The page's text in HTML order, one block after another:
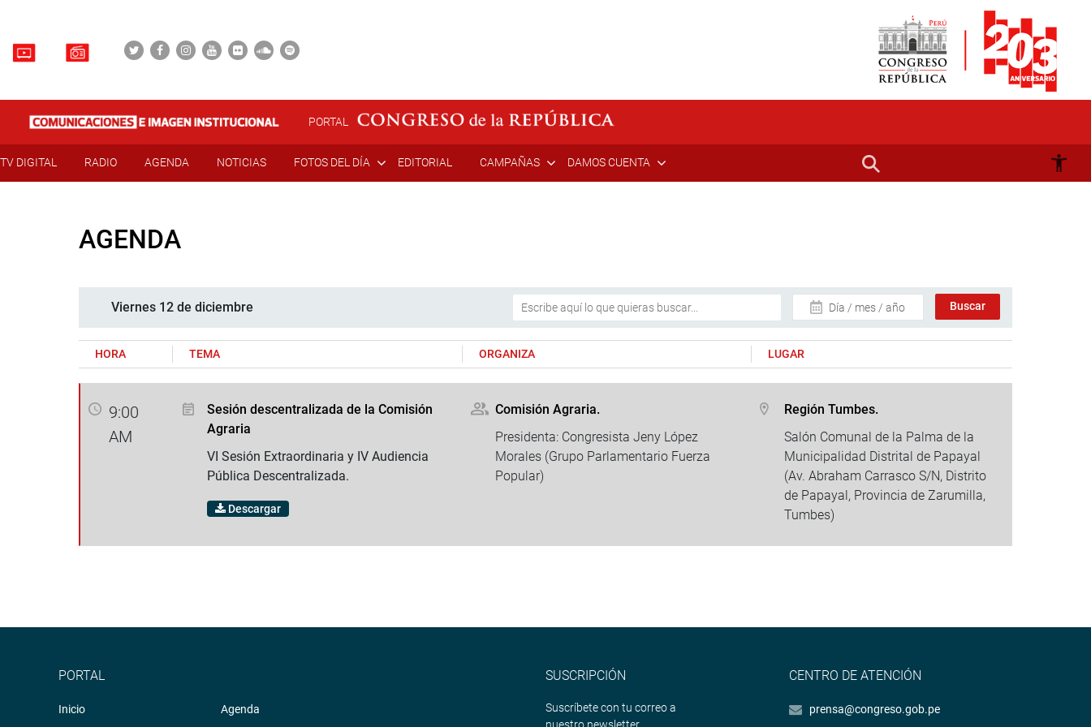
PORTAL
TV DIGITAL RADIO AGENDA NOTICIAS FOTOS DEL DÍA EDITORIAL CAMPAÑAS DAMOS CUENTA
AGENDA
Viernes 12 de diciembre Día / mes / año
HORA TEMA ORGANIZA LUGAR
9:00
AM
Sesión descentralizada de la Comisión
Agraria
VI Sesión Extraordinaria y IV Audiencia
Pública Descentralizada.
Descargar
Comisión Agraria.
Presidenta: Congresista Jeny López
Morales (Grupo Parlamentario Fuerza
Popular)
Región Tumbes.
Salón Comunal de la Palma de la
Municipalidad Distrital de Papayal
(Av. Abraham Carrasco S/N, Distrito
de Papayal, Provincia de Zarumilla,
Tumbes)
PORTAL
Inicio
Agenda
SUSCRIPCIÓN
Suscríbete con tu correo a
CENTRO DE ATENCIÓN
prensa@congreso.gob.pe